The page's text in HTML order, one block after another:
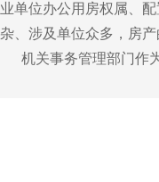
业单位办公用房权属、
杂、涉及单位众多，房
机关事务管理部门作为